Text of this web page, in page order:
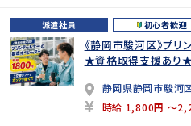
派遣社員 初心者歓迎
《静岡市駿河区》プリ
★資格取得支援あり
静岡県静岡市駿河
時給 1,800円 ～